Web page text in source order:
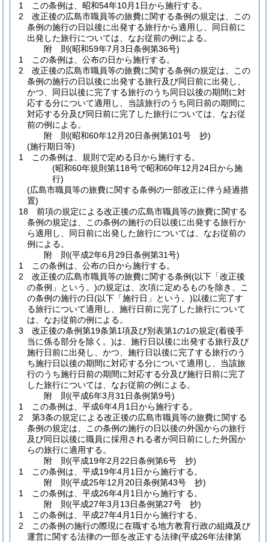
1
この条例は、昭和54年10月1日から施行する。
2
改正後の広島市職員等の旅費に関する条例の規定は、この
条例の施行の日以後に出発する旅行から適用し、同日前に
出発した旅行については、なお従前の例による。
附 則(昭和59年7月3日条例第36号)
1
この条例は、公布の日から施行する。
2
改正後の広島市職員等の旅費に関する条例の規定は、この
条例の施行の日以後に出発する旅行及び同日前に出発し、
かつ、同日以後に完了する旅行のうち同日以後の期間に対
応する分について適用し、当該旅行のうち同日前の期間に
対応する分及び同日前に完了した旅行については、なお従
前の例による。
附 則(昭和60年12月20日条例第101号 抄)
(施行期日等)
1
この条例は、規則で定める日から施行する。
(昭和60年規則第118号で昭和60年12月24日から施
行)
(広島市職員等の旅費に関する条例の一部改正に伴う経過措
置)
18
前項の規定による改正後の広島市職員等の旅費に関する
条例の規定は、この条例の施行の日以後に出発する旅行か
ら適用し、同日前に出発した旅行については、なお従前の
例による。
附 則(平成2年6月29日条例第31号)
1
この条例は、公布の日から施行する。
2
改正後の広島市職員等の旅費に関する条例(以下「改正後
の条例」という。)の規定は、次項に定めるものを除き、こ
の条例の施行の日(以下「施行日」という。)以後に完了す
る旅行について適用し、施行日前に完了した旅行について
は、なお従前の例による。
3
改正後の条例第19条第1項及び別表第1の1の規定(着後手
当に係る部分を除く。)は、施行日以後に出発する旅行及び
施行日前に出発し、かつ、施行日以後に完了する旅行のう
ち施行日以後の期間に対応する分について適用し、当該旅
行のうち施行日前の期間に対応する分及び施行日前に完了
した旅行については、なお従前の例による。
附 則(平成6年3月31日条例第9号)
1
この条例は、平成6年4月1日から施行する。
2
第3条の規定による改正後の広島市職員等の旅費に関する
条例の規定は、この条例の施行の日以後の外国からの旅行
及び同日以後に職員に採用される者が同日前にした外国か
らの旅行に適用する。
附 則(平成19年2月22日条例第6号 抄)
1
この条例は、平成19年4月1日から施行する。
附 則(平成25年12月20日条例第43号 抄)
1
この条例は、平成26年4月1日から施行する。
附 則(平成27年3月13日条例第27号 抄)
1
この条例は、平成27年4月1日から施行する。
2
この条例の施行の際現に在職する地方教育行政の組織及び
運営に関する法律の一部を改正する法律(平成26年法律第